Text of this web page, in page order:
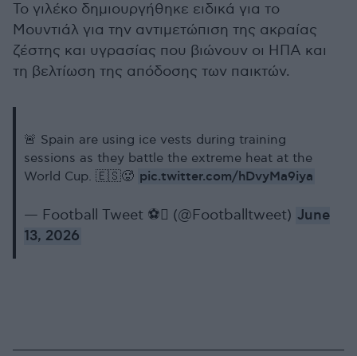
Το γιλέκο δημιουργήθηκε ειδικά για το
Μουντιάλ για την αντιμετώπιση της ακραίας
ζέστης και υγρασίας που βιώνουν οι ΗΠΑ και
τη βελτίωση της απόδοσης των παικτών.
🚨 Spain are using ice vests during training
sessions as they battle the extreme heat at the
World Cup. 🇪🇸🥵 pic.twitter.com/hDvyMa9iya
— Football Tweet ⚽ (@Footballtweet) June
13, 2026